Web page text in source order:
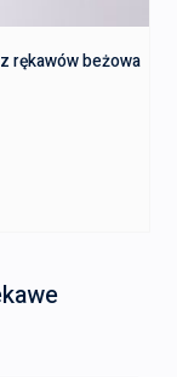
rękawów beżowa